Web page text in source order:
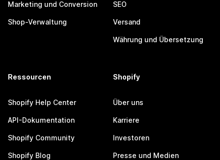
Marketing und Conversion
Shop-Verwaltung
SEO
Versand
Währung und Übersetzung
Ressourcen
Shopify Help Center
API-Dokumentation
Shopify Community
Shopify Blog
Shopify
Über uns
Karriere
Investoren
Presse und Medien